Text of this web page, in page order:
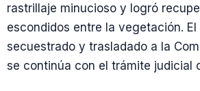
rastrillaje minucioso y logró
escondidos entre la vegetación. El
secuestrado y trasladado a la
se continúa con el trámite judicial